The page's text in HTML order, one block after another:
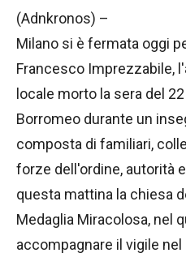
(Adnkronos) –
Milano si è fermata oggi
Francesco Imprezzabile,
locale morto la sera del
Borromeo durante un
composta di familiari,
forze dell'ordine, autorità
questa mattina la chiesa
Medaglia Miracolosa, nel
accompagnare il vigile